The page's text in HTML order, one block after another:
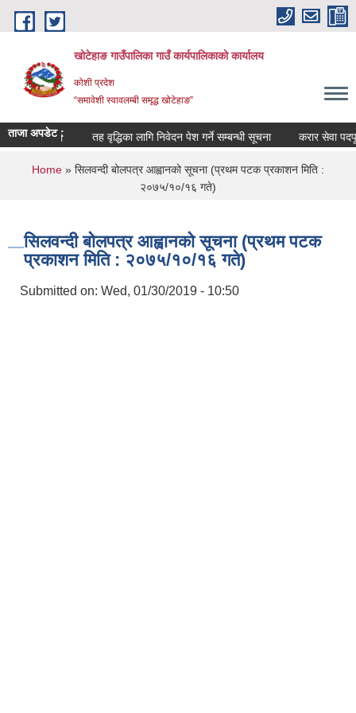
Skip to main content
खोटेहाङ गाउँपालिका गाउँ कार्यपालिकाको कार्यालय
कोशी प्रदेश
“समावेशी स्वावलम्बी समृद्ध खोटेहाङ”
ताजा अपडेट :
सूचना । तह वृद्धिका लागि निवेदन पेश गर्ने सम्बन्धी सूचना करार सेवा पदपूर्ती
You are here
Home » सिलवन्दी बोलपत्र आह्वानको सूचना (प्रथम पटक प्रकाशन मिति :
२०७५/१०/१६ गते)
सिलवन्दी बोलपत्र आह्वानको सूचना (प्रथम पटक
प्रकाशन मिति : २०७५/१०/१६ गते)
Submitted on: Wed, 01/30/2019 - 10:50